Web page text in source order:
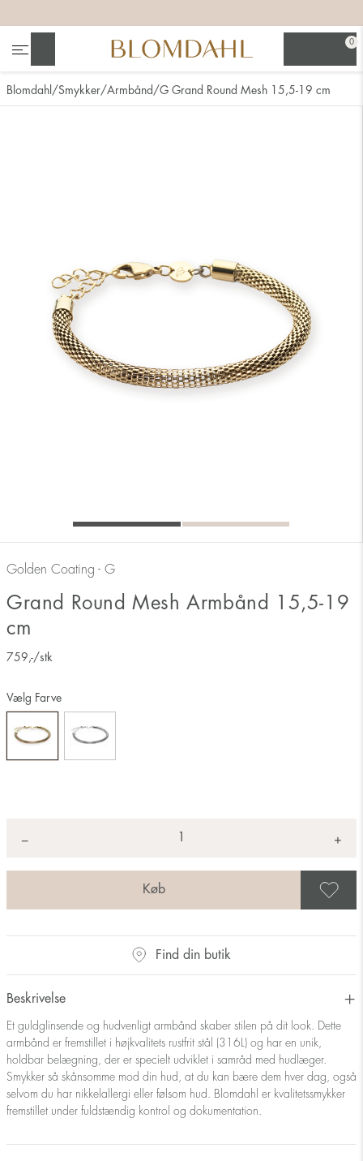
0
Blomdahl Smykker Armbånd G Grand Round Mesh 15,5-19 cm
Golden Coating - G
Grand Round Mesh Armbånd 15,5-19
cm
759 ,-/stk
Vælg Farve
− +
Find din butik
Beskrivelse
Et guldglinsende og hudvenligt armbånd skaber stilen på dit look. Dette
armbånd er fremstillet i højkvalitets rustfrit stål (316L) og har en unik,
holdbar belægning, der er specielt udviklet i samråd med hudlæger.
Smykker så skånsomme mod din hud, at du kan bære dem hver dag, også
selvom du har nikkelallergi eller følsom hud. Blomdahl er kvalitetssmykker
fremstillet under fuldstændig kontrol og dokumentation.